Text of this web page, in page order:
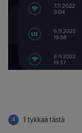
1 tykkää tästä